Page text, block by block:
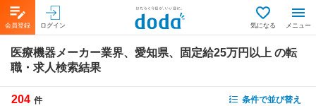
会員登録 ログイン 気になる メニュー
医療機器メーカー業界、愛知県、固定給25万円以上 の転
職・求人検索結果
204 件 条件で並び替え